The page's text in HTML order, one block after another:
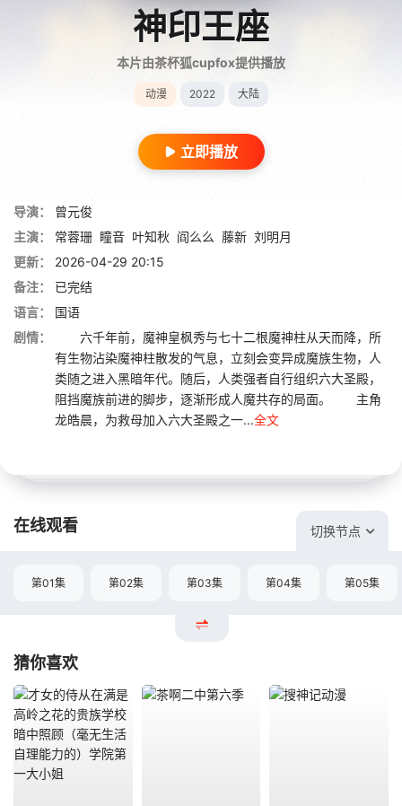
神印王座
本片由茶杯狐cupfox提供播放
动漫 2022 大陆
立即播放
导演：
曾元俊
主演：
常蓉珊 瞳音 叶知秋 阎么么 藤新 刘明月
更新：
2026-04-29 20:15
备注：
已完结
语言：
国语
剧情：
六千年前，魔神皇枫秀与七十二根魔神柱从天而降，所
有生物沾染魔神柱散发的气息，立刻会变异成魔族生物，人
类随之进入黑暗年代。随后，人类强者自行组织六大圣殿，
阻挡魔族前进的脚步，逐渐形成人魔共存的局面。 主角
龙皓晨，为救母加入六大圣殿之一...全文
在线观看 切换节点
第01集 第02集 第03集 第04集 第05集
猜你喜欢